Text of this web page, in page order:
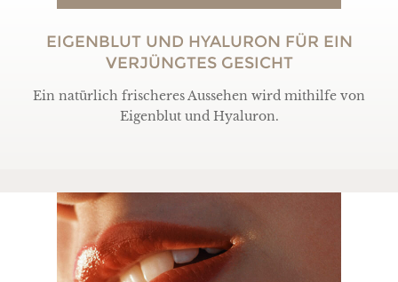
EIGENBLUT UND HYALURON FÜR EIN
VERJÜNGTES GESICHT
Ein natürlich frischeres Aussehen wird mithilfe von
Eigenblut und Hyaluron.